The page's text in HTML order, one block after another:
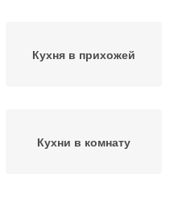
Кухня в прихожей
Кухни в комнату